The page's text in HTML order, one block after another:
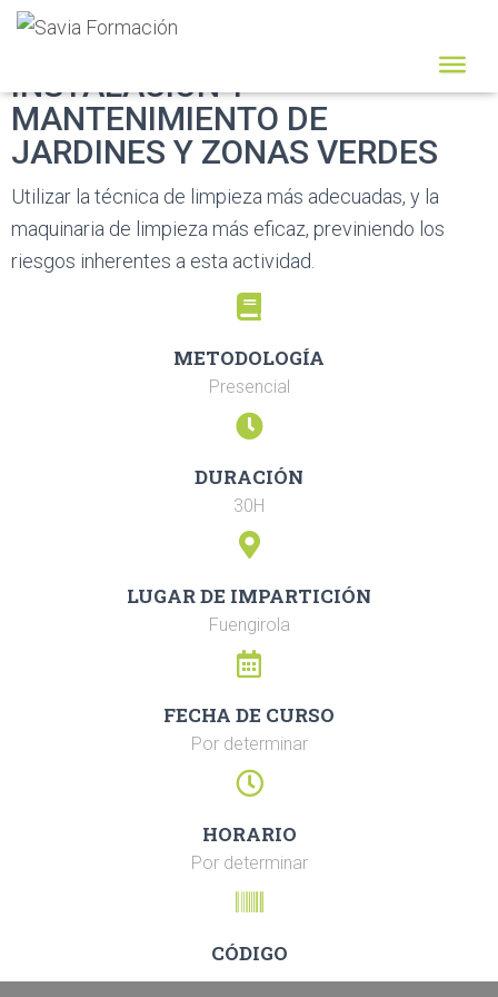
INSTALACIÓN Y
MANTENIMIENTO DE
JARDINES Y ZONAS VERDES
Utilizar la técnica de limpieza más adecuadas, y la
maquinaria de limpieza más eficaz, previniendo los
riesgos inherentes a esta actividad.
METODOLOGÍA
Presencial
DURACIÓN
30H
LUGAR DE IMPARTICIÓN
Fuengirola
FECHA DE CURSO
Por determinar
HORARIO
Por determinar
CÓDIGO